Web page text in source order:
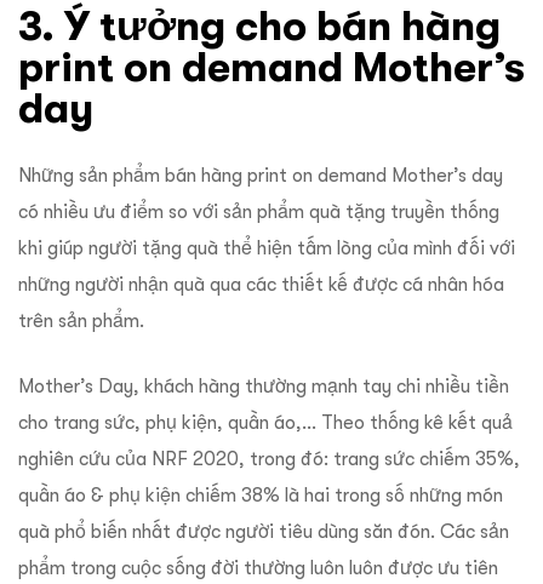
3. Ý tưởng cho bán hàng
print on demand Mother’s
day
Những sản phẩm bán hàng print on demand Mother’s day
có nhiều ưu điểm so với sản phẩm quà tặng truyền thống
khi giúp người tặng quà thể hiện tấm lòng của mình đối với
những người nhận quà qua các thiết kế được cá nhân hóa
trên sản phẩm.
Mother’s Day, khách hàng thường mạnh tay chi nhiều tiền
cho trang sức, phụ kiện, quần áo,… Theo thống kê kết quả
nghiên cứu của NRF 2020, trong đó: trang sức chiếm 35%,
quần áo & phụ kiện chiếm 38% là hai trong số những món
quà phổ biến nhất được người tiêu dùng săn đón. Các sản
phẩm trong cuộc sống đời thường luôn luôn được ưu tiên